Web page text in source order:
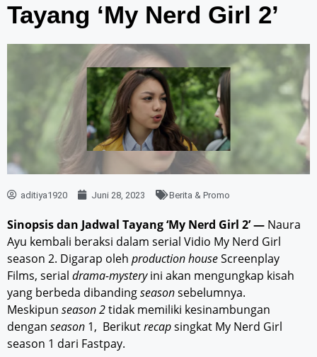
Tayang ‘My Nerd Girl 2’
aditiya1920 Juni 28, 2023 Berita & Promo
Sinopsis dan Jadwal Tayang ‘My Nerd Girl 2’ — Naura
Ayu kembali beraksi dalam serial Vidio My Nerd Girl
season 2. Digarap oleh production houseScreenplay
Films, serial drama-mysteryini akan mengungkap kisah
yang berbeda dibandingseasonsebelumnya.
Meskipun season 2tidak memiliki kesinambungan
dengan season 1, Berikutrecapsingkat My Nerd Girl
season 1 dari Fastpay.